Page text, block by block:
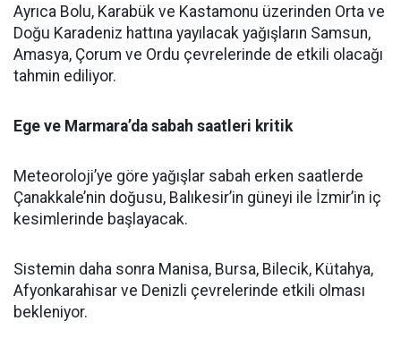
Ayrıca Bolu, Karabük ve Kastamonu üzerinden Orta ve
Doğu Karadeniz hattına yayılacak yağışların Samsun,
Amasya, Çorum ve Ordu çevrelerinde de etkili olacağı
tahmin ediliyor.
Ege ve Marmara’da sabah saatleri kritik
Meteoroloji’ye göre yağışlar sabah erken saatlerde
Çanakkale’nin doğusu, Balıkesir’in güneyi ile İzmir’in iç
kesimlerinde başlayacak.
Sistemin daha sonra Manisa, Bursa, Bilecik, Kütahya,
Afyonkarahisar ve Denizli çevrelerinde etkili olması
bekleniyor.